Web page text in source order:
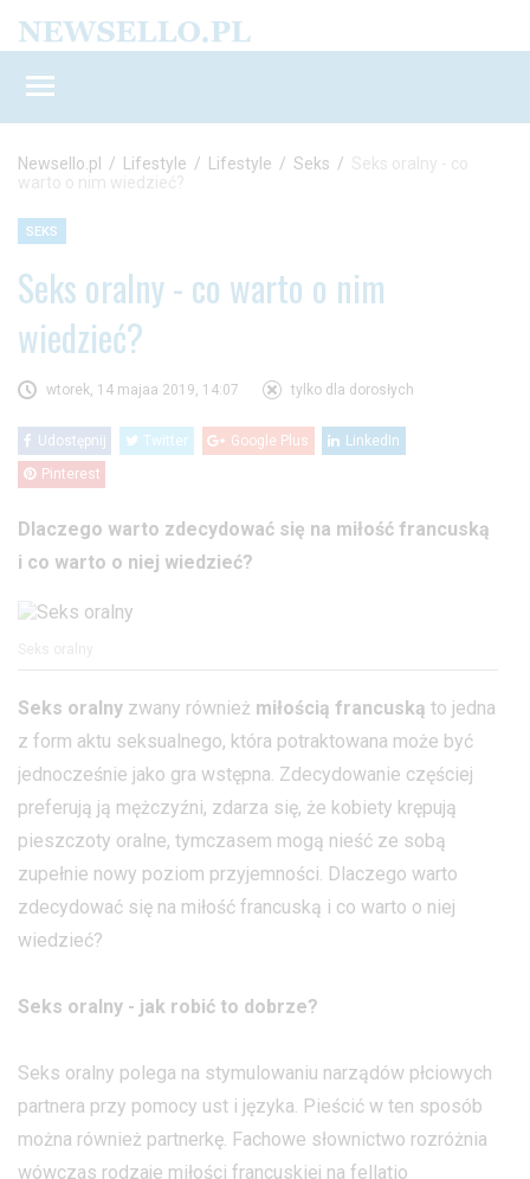
Newsello.pl / Lifestyle / Lifestyle / Seks / Seks oralny - co
warto o nim wiedzieć?
SEKS
Seks oralny - co warto o nim
wiedzieć?
wtorek, 14 majaa 2019, 14:07 tylko dla dorosłych
Udostępnij Twitter Google Plus LinkedIn
Pinterest
Dlaczego warto zdecydować się na miłość francuską
i co warto o niej wiedzieć?
Seks oralny zwany również miłością francuską to jedna
z form aktu seksualnego, która potraktowana może być
jednocześnie jako gra wstępna. Zdecydowanie częściej
preferują ją mężczyźni, zdarza się, że kobiety krępują
pieszczoty oralne, tymczasem mogą nieść ze sobą
zupełnie nowy poziom przyjemności. Dlaczego warto
zdecydować się na miłość francuską i co warto o niej
wiedzieć?
Seks oralny - jak robić to dobrze?
Seks oralny polega na stymulowaniu narządów płciowych
partnera przy pomocy ust i języka. Pieścić w ten sposób
można również partnerkę. Fachowe słownictwo rozróżnia
wówczas rodzaje miłości francuskiej na fellatio